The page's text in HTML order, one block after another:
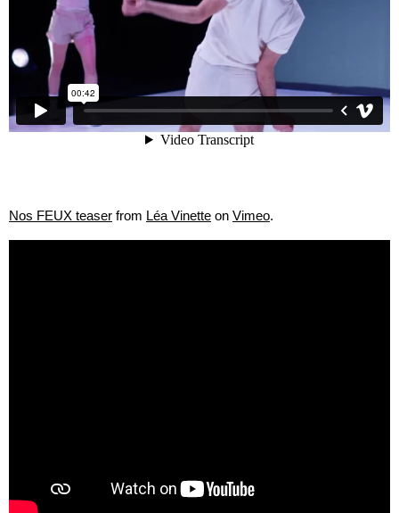
Nos FEUX teaser from Léa Vinette on Vimeo.